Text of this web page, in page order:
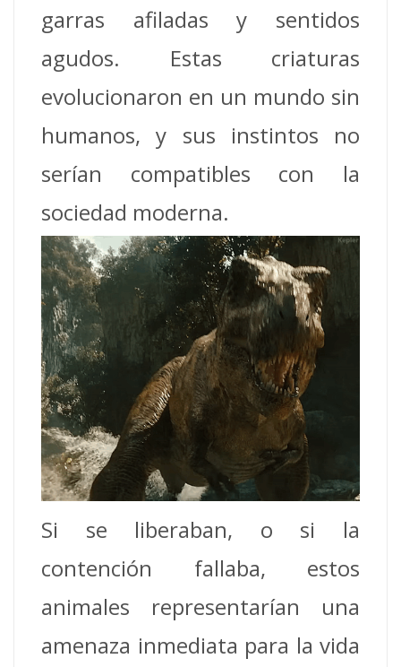
garras afiladas y sentidos
agudos. Estas criaturas
evolucionaron en un mundo sin
humanos, y sus instintos no
serían compatibles con la
sociedad moderna.
Si se liberaban, o si la
contención fallaba, estos
animales representarían una
amenaza inmediata para la vida